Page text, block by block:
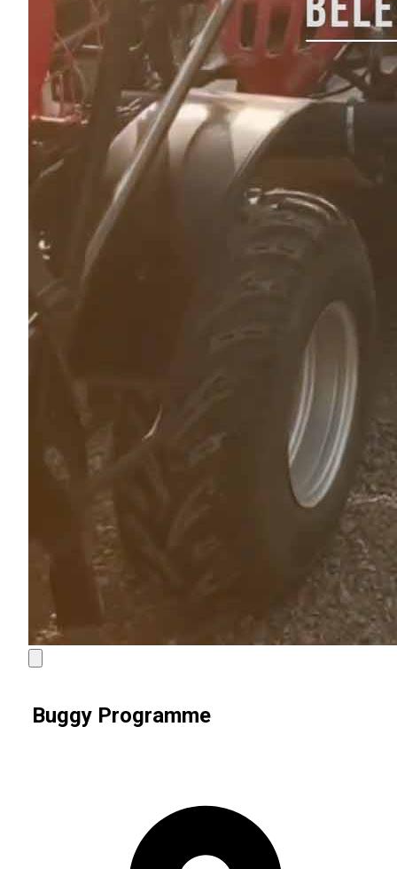
Buggy Programme